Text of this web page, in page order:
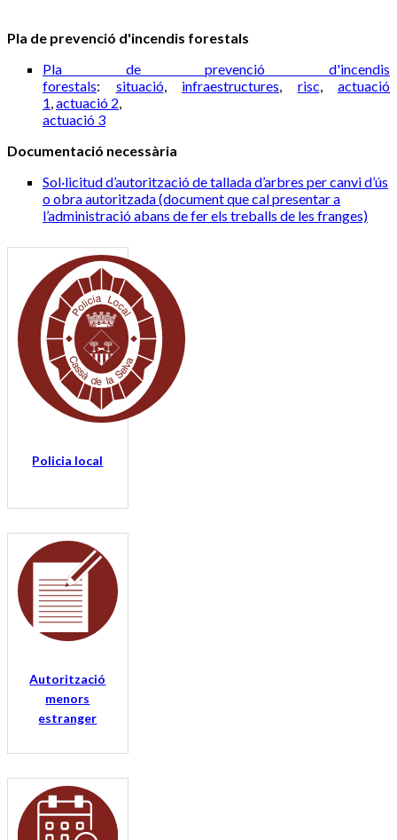
Pla de prevenció d'incendis forestals
Pla de prevenció d'incendis
forestals: situació, infraestructures, risc, actuació
1,actuació 2,
actuació 3
Documentació necessària
Sol·licitud d’autorització de tallada d’arbres per canvi d’ús
o obra autoritzada (document que cal presentar a
l’administració abans de fer els treballs de les franges)
Policia local
Autorització
menors
estranger